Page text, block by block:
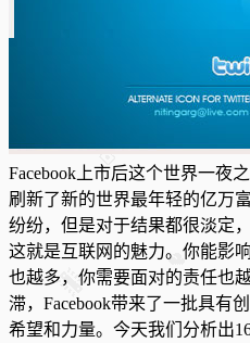
Facebook上市后这个世界一夜
刷新了新的世界最年轻的亿万
纷纷，但是对于结果都很淡定
这就是互联网的魅力。你能影
也越多，你需要面对的责任也
滞，Facebook带来了一批具有
希望和力量。今天我们分析出